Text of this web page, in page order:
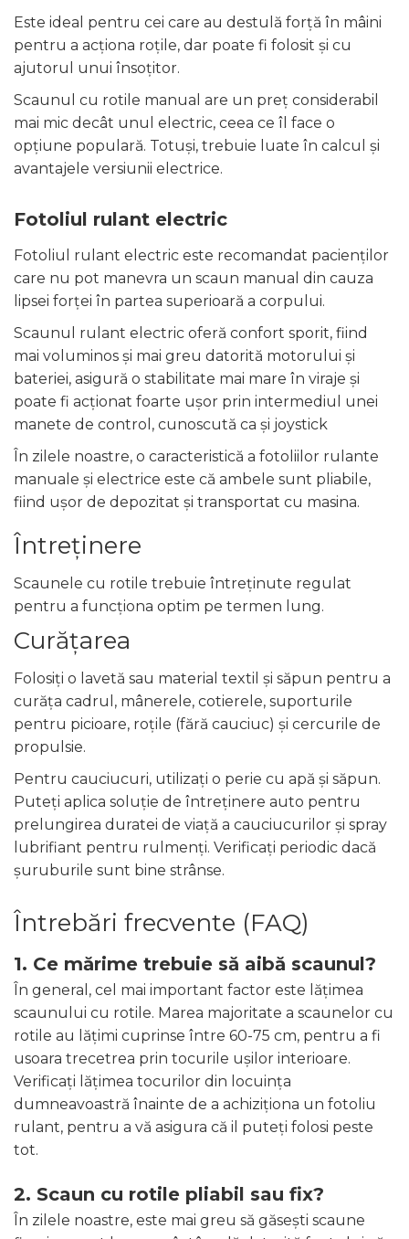
Este ideal pentru cei care au destulă forță în mâini
pentru a acționa roțile, dar poate fi folosit și cu
ajutorul unui însoțitor.
Scaunul cu rotile manual are un preț considerabil
mai mic decât unul electric, ceea ce îl face o
opțiune populară. Totuși, trebuie luate în calcul și
avantajele versiunii electrice.
Fotoliul rulant electric
Fotoliul rulant electric este recomandat pacienților
care nu pot manevra un scaun manual din cauza
lipsei forței în partea superioară a corpului.
Scaunul rulant electric oferă confort sporit, fiind
mai voluminos și mai greu datorită motorului și
bateriei, asigură o stabilitate mai mare în viraje și
poate fi acționat foarte ușor prin intermediul unei
manete de control, cunoscută ca și joystick
În zilele noastre, o caracteristică a fotoliilor rulante
manuale și electrice este că ambele sunt pliabile,
fiind ușor de depozitat și transportat cu masina.
Întreținere
Scaunele cu rotile trebuie întreținute regulat
pentru a funcționa optim pe termen lung.
Curățarea
Folosiți o lavetă sau material textil și săpun pentru a
curăța cadrul, mânerele, cotierele, suporturile
pentru picioare, roțile (fără cauciuc) și cercurile de
propulsie.
Pentru cauciucuri, utilizați o perie cu apă și săpun.
Puteți aplica soluție de întreținere auto pentru
prelungirea duratei de viață a cauciucurilor și spray
lubrifiant pentru rulmenți. Verificați periodic dacă
șuruburile sunt bine strânse.
Întrebări frecvente (FAQ)
1. Ce mărime trebuie să aibă scaunul?
În general, cel mai important factor este lățimea
scaunului cu rotile. Marea majoritate a scaunelor cu
rotile au lățimi cuprinse între 60-75 cm, pentru a fi
usoara trecetrea prin tocurile ușilor interioare.
Verificați lățimea tocurilor din locuința
dumneavoastră înainte de a achiziționa un fotoliu
rulant, pentru a vă asigura că il puteți folosi peste
tot.
2. Scaun cu rotile pliabil sau fix?
În zilele noastre, este mai greu să găsești scaune